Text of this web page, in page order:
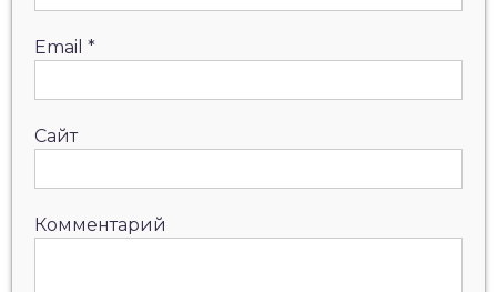
Email *
Сайт
Комментарий